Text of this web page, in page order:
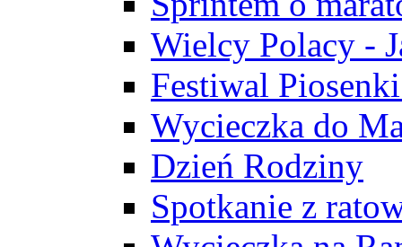
Wielcy Polacy -
Festiwal
Wycieczka do
Dzień Rodziny
Spotkanie z